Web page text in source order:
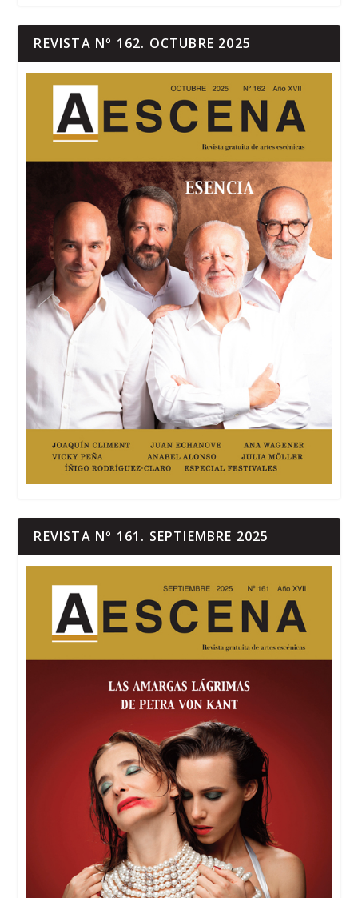
REVISTA Nº 162. OCTUBRE 2025
REVISTA Nº 161. SEPTIEMBRE 2025